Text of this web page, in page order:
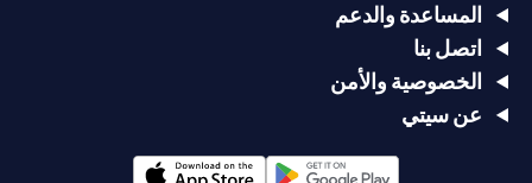
المساعدة والدعم
اتصل بنا
الخصوصية والأمن
عن سيتي